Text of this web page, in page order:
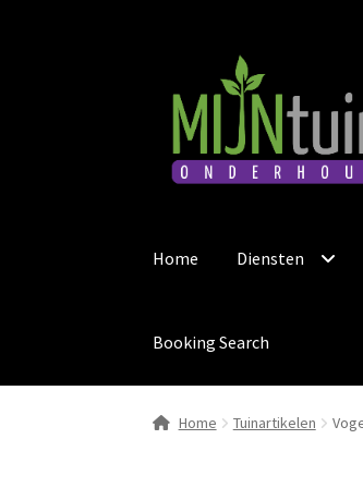
naar
navigatie
inhoud
Home Diensten
Booking Search
Home Tuinartikelen